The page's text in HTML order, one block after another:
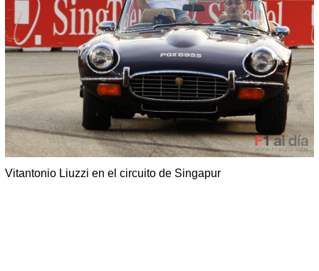
Vitantonio Liuzzi en el circuito de Singapur